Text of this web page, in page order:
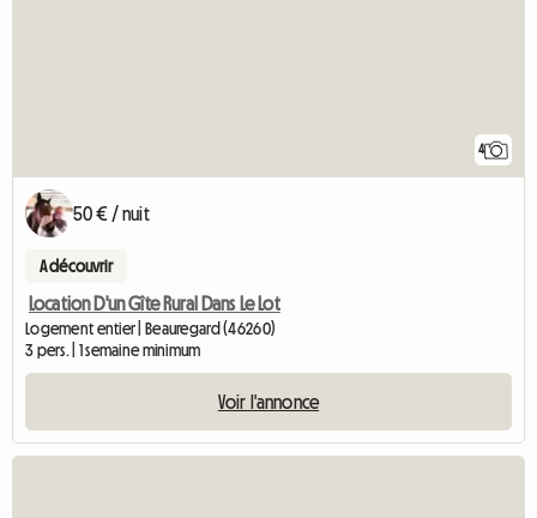
4
50 € / nuit
A découvrir
Location D'un Gîte Rural Dans Le Lot
Logement entier | Beauregard (46260)
3 pers. | 1 semaine minimum
Voir l'annonce